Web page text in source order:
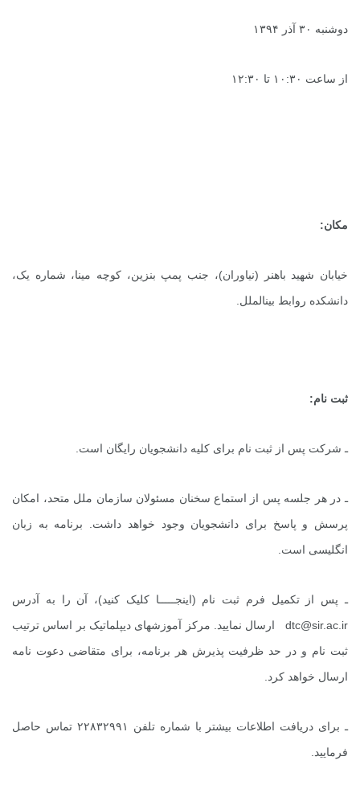
دوشنبه ۳۰ آذر ۱۳۹۴
از ساعت ۱۰:۳۰ تا ۱۲:۳۰
مکان:
خیابان شهید باهنر (نیاوران)، جنب پمپ بنزین، کوچه مینا، شماره یک،
دانشکده روابط بین­الملل.
ثبت نام:
ـ شرکت پس از ثبت نام برای کلیه دانشجویان رایگان است.
ـ در هر جلسه پس از استماع سخنان مسئولان سازمان ملل متحد، امکان
پرسش و پاسخ برای دانشجویان وجود خواهد داشت. برنامه به زبان
انگلیسی است.
ـ پس از تکمیل فرم ثبت نام (اینجـــــا کلیک کنید)، آن را به آدرس
dtc@sir.ac.ir ارسال نمایید. مرکز آموزش­های دیپلماتیک بر اساس ترتیب
ثبت نام و در حد ظرفیت پذیرش هر برنامه، برای متقاضی دعوت نامه
ارسال خواهد کرد.
ـ برای دریافت اطلاعات بیشتر با شماره تلفن ۲۲۸۳۲۹۹۱ تماس حاصل
فرمایید.